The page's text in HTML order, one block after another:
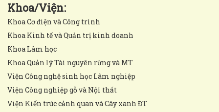
Khoa/Viện:
Khoa Cơ điện và Công trình
Khoa Kinh tế và Quản trị kinh doanh
Khoa Lâm học
Khoa Quản lý Tài nguyên rừng và MT
Viện Công nghệ sinh học Lâm nghiệp
Viện Công nghiệp gỗ và Nội thất
Viện Kiến trúc cảnh quan và Cây xanh ĐT